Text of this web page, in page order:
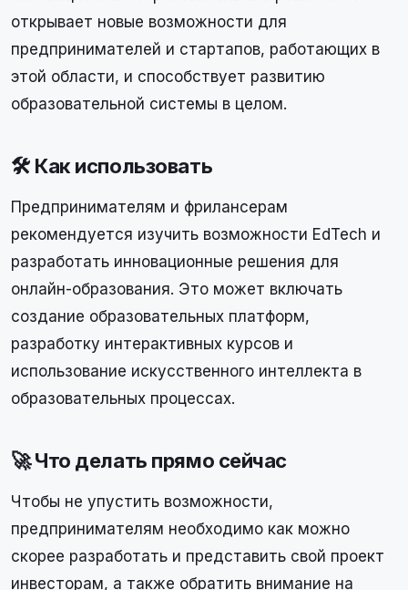
открывает новые возможности для
предпринимателей и стартапов, работающих в
этой области, и способствует развитию
образовательной системы в целом.
🛠 Как использовать
Предпринимателям и фрилансерам
рекомендуется изучить возможности EdTech и
разработать инновационные решения для
онлайн-образования. Это может включать
создание образовательных платформ,
разработку интерактивных курсов и
использование искусственного интеллекта в
образовательных процессах.
🚀 Что делать прямо сейчас
Чтобы не упустить возможности,
предпринимателям необходимо как можно
скорее разработать и представить свой проект
инвесторам, а также обратить внимание на